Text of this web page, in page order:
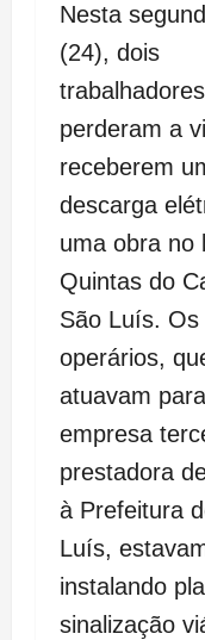
Nesta
(24), dois
trabalhadores
perderam a
receberem
descarga
uma obra no
Quintas do
São Luís. Os
operários,
atuavam
empresa
prestadora
à Prefeitura
Luís,
instalando
sinalização